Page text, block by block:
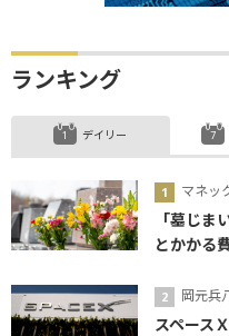
ランキング
デイリー
マネッ
「墓じ
とかかる
岡元兵
スペース